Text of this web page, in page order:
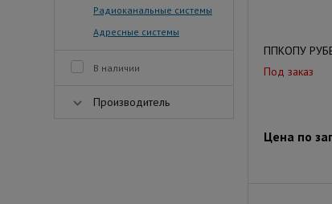
Радиоканальные системы
Адресные системы
В наличии
Производитель
ППКОПУ
Под заказ
Цена по